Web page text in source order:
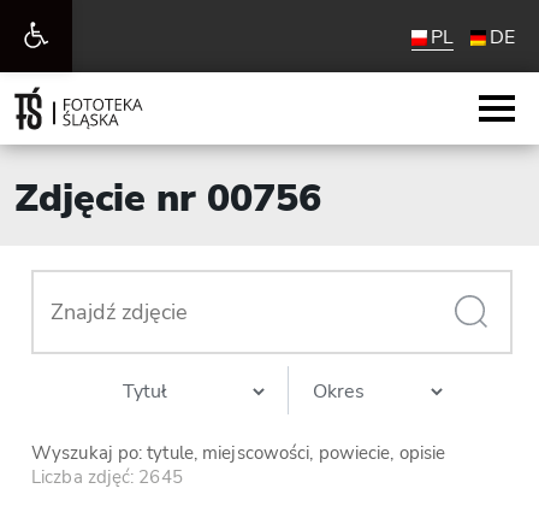
Otwórz
pasek
narzędzi
PL DE
Zdjęcie nr 00756
Wyszukaj po: tytule, miejscowości, powiecie, opisie
Liczba zdjęć: 2645